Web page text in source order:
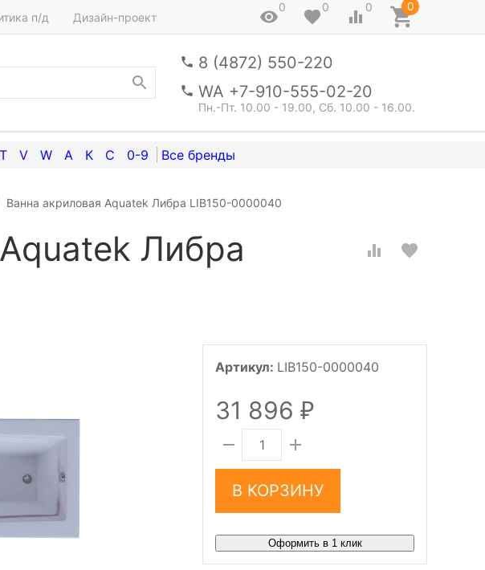
п/д Дизайн-проект
0 0 0 0
8 (4872) 550-220
WA +7-910-555-02-20
Пн.-Пт. 10.00 - 19.00, Сб. 10.00 - 16.00.
T V W А К С 0-9
Ванна акриловая Aquatek Либра LIB150-0000040
Либра
Артикул: LIB150-0000040
31 896 ₽
В КОРЗИНУ
Оформить в 1 клик